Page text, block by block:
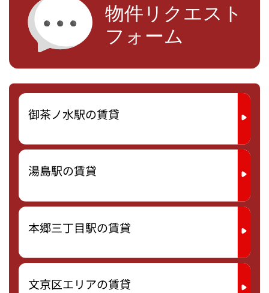
御茶ノ水駅の賃貸
湯島駅の賃貸
本郷三丁目駅の賃貸
文京区エリアの賃貸